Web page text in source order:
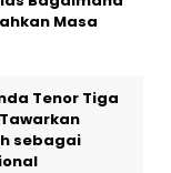
Masa
Tenor Tiga
sebagai